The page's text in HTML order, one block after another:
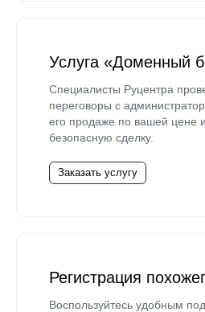
Услуга «Доменный
Специалисты Руцентра
переговоры с
его продаже по вашей цене
безопасную сделку.
Заказать услугу
Регистрация
Воспользуйтесь удобным